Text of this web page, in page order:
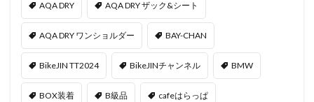
AQA DRY AQA DRY ザック&シート
AQA DRY ワンショルダー BAY-CHAN
BikeJIN TT2024 BikeJINチャンネル BMW
BOX装着 B級品 cafeはらっぱ